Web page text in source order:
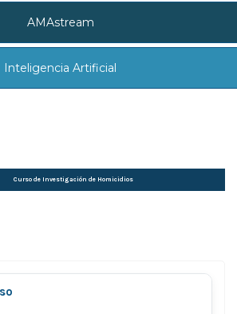
AMAstream
Inteligencia Artificial
Curso de Investigación de Homicidios